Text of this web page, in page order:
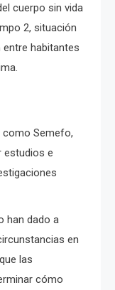
cuerpo sin vida
2, situación
habitantes
como Semefo,
estudios e
han dado a
en
las
cómo